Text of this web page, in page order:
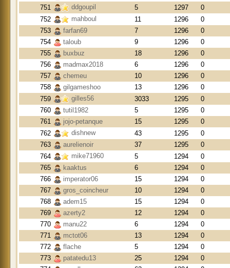
751
ddgoupil 5 1297
0
752
mahboul 11 1296
0
753
farfan69 7 1296
0
754
taloub 9 1296
0
755
buxbuz 18 1296
0
756
madmax2018 6 1296
0
757
chemeu 10 1296
0
758
gilgameshoo 13 1296
0
759
gilles56 3033 1295
0
760
tutil1982 5 1295
0
761
jojo-petanque 15 1295
0
762
dishnew 43 1295
0
763
aurelienoir 37 1295
0
764
mike71960 5 1294
0
765
kaaktus 6 1294
0
766
imperator06 15 1294
0
767
gros_coincheur 10 1294
0
768
adem15 15 1294
0
769
azerty2 12 1294
0
770
manu22 6 1294
0
771
mctot06 13 1294
0
772
flache 5 1294
0
773
patatedu13 25 1294
0